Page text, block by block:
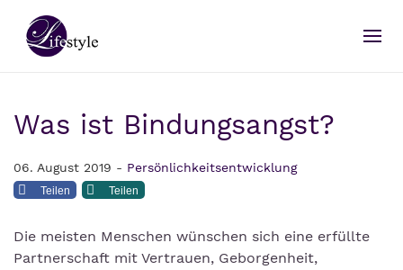
Was ist Bindungsangst?
06. August 2019 - Persönlichkeitsentwicklung
Teilen Teilen
Die meisten Menschen wünschen sich eine erfüllte
Partnerschaft mit Vertrauen, Geborgenheit,